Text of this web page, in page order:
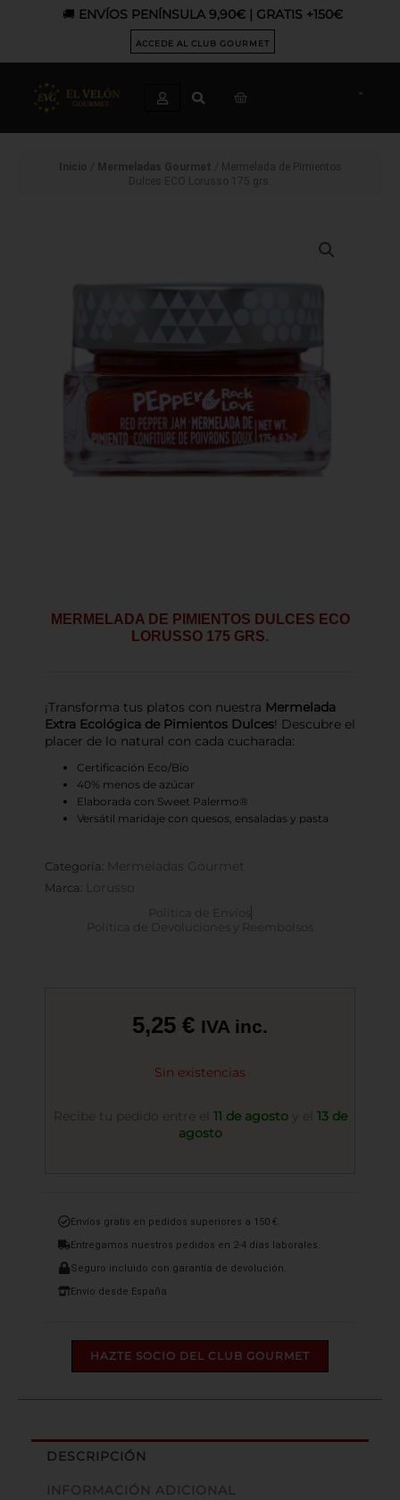
🚚 ENVÍOS PENÍNSULA 9,90€ | GRATIS +150€
ACCEDE AL CLUB GOURMET
CART
Inicio Mermeladas Gourmet / Mermelada de Pimientos
Dulces ECO Lorusso 175 grs.
MERMELADA DE PIMIENTOS DULCES ECO
LORUSSO 175 GRS.
¡Transforma tus platos con nuestra Mermelada
Extra Ecológica de Pimientos Dulces! Descubre el
placer de lo natural con cada cucharada:
Certificación Eco/Bio
40% menos de azúcar
Elaborada con Sweet Palermo®
Versátil maridaje con quesos, ensaladas y pasta
Categoría: Mermeladas Gourmet
Marca: Lorusso
Política de Envíos
Política de Devoluciones y Reembolsos
5,25 € IVA inc.
Sin existencias
Recibe tu pedido entre el 11 de agostoy el 13 de
agosto
Envíos gratis en pedidos superiores a 150 €.
Entregamos nuestros pedidos en 2-4 días laborales.
Seguro incluido con garantía de devolución.
Envío desde España
HAZTE SOCIO DEL CLUB GOURMET
DESCRIPCIÓN
INFORMACIÓN ADICIONAL